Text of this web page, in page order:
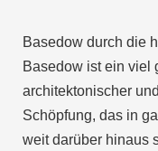
Basedow durch die
Basedow ist ein viel
architektonischer
Schöpfung, das in
weit darüber hinaus